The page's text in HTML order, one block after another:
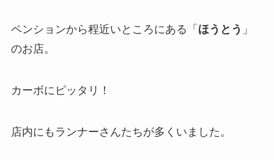
ペンションから程近いところにある「 ほうとう 」
のお店。
カーボにピッタリ！
店内にもランナーさんたちが多くいました。